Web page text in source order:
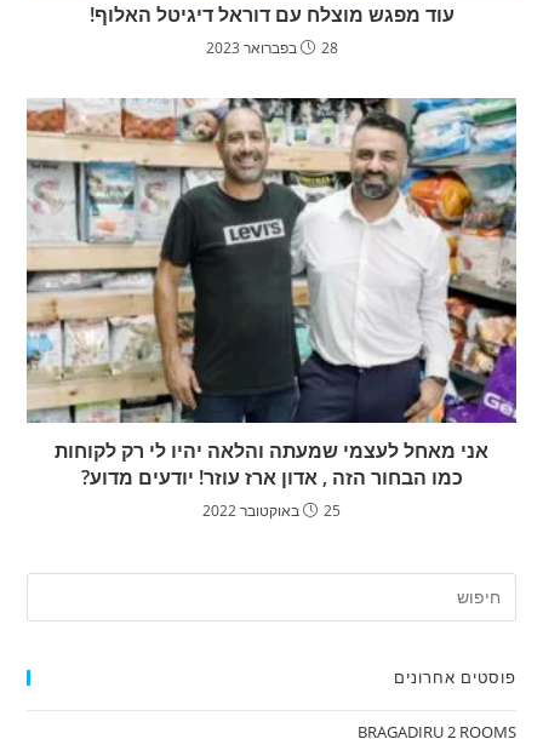
עוד מפגש מוצלח עם דוראל דיגיטל האלוף!
28 בפברואר 2023
אני מאחל לעצמי שמעתה והלאה יהיו לי רק לקוחות
כמו הבחור הזה , אדון ארז עוזר! יודעים מדוע?
25 באוקטובר 2022
פוסטים אחרונים
BRAGADIRU 2 ROOMS